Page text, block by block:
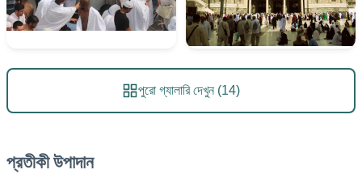
পুরো গ্যালারি দেখুন (14)
প্রতীকী উপাদান